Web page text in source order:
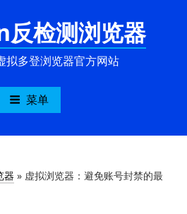
检测浏览器
拟多登浏览器官方网站
菜单
器 » 虚拟浏览器：避免账号封禁的最